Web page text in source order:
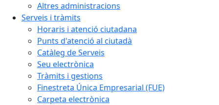
Altres administracions
Serveis i tràmits
Horaris i atenció ciutadana
Punts d'atenció al ciutadà
Catàleg de Serveis
Seu electrònica
Tràmits i gestions
Finestreta Única Empresarial (FUE)
Carpeta electrònica